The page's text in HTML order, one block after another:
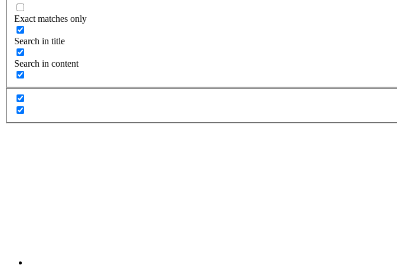
Exact matches only
Search in title
Search in content